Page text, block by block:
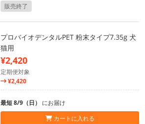
販売終了
プロバイオデンタルPET 粉末タイプ7.35g 犬
猫用
¥2,420
定期便対象
¥2,420
最短 8/9（日） にお届け
カートに入れる